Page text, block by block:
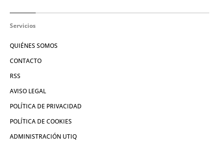
Servicios
QUIÉNES SOMOS
CONTACTO
RSS
AVISO LEGAL
POLÍTICA DE PRIVACIDAD
POLÍTICA DE COOKIES
ADMINISTRACIÓN UTIQ